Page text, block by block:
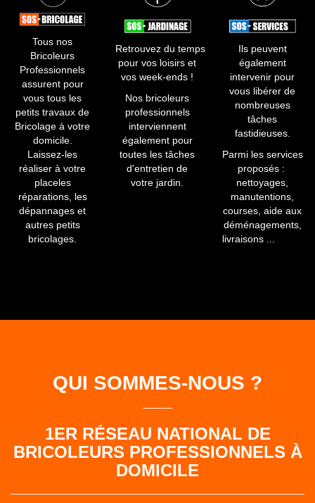
Tous nos
Bricoleurs
Professionnels
assurent pour
vous tous les
petits travaux de
Bricolage à votre
domicile.
Laissez-les
réaliser à votre
placeles
réparations, les
dépannages et
autres petits
bricolages.
Retrouvez du temps
pour vos loisirs et
vos week-ends !
​Nos bricoleurs
professionnels
interviennent
également pour
toutes les tâches
d'entretien de
votre jardin.
Ils peuvent
également
intervenir pour
vous libérer de
nombreuses
tâches
fastidieuses.​
Parmi les services
proposés :
nettoyages,
manutentions,
courses, aide aux
déménagements,
livraisons ...
QUI SOMMES-NOUS ?
1ER RÉSEAU NATIONAL DE
BRICOLEURS PROFESSIONNELS À
DOMICILE